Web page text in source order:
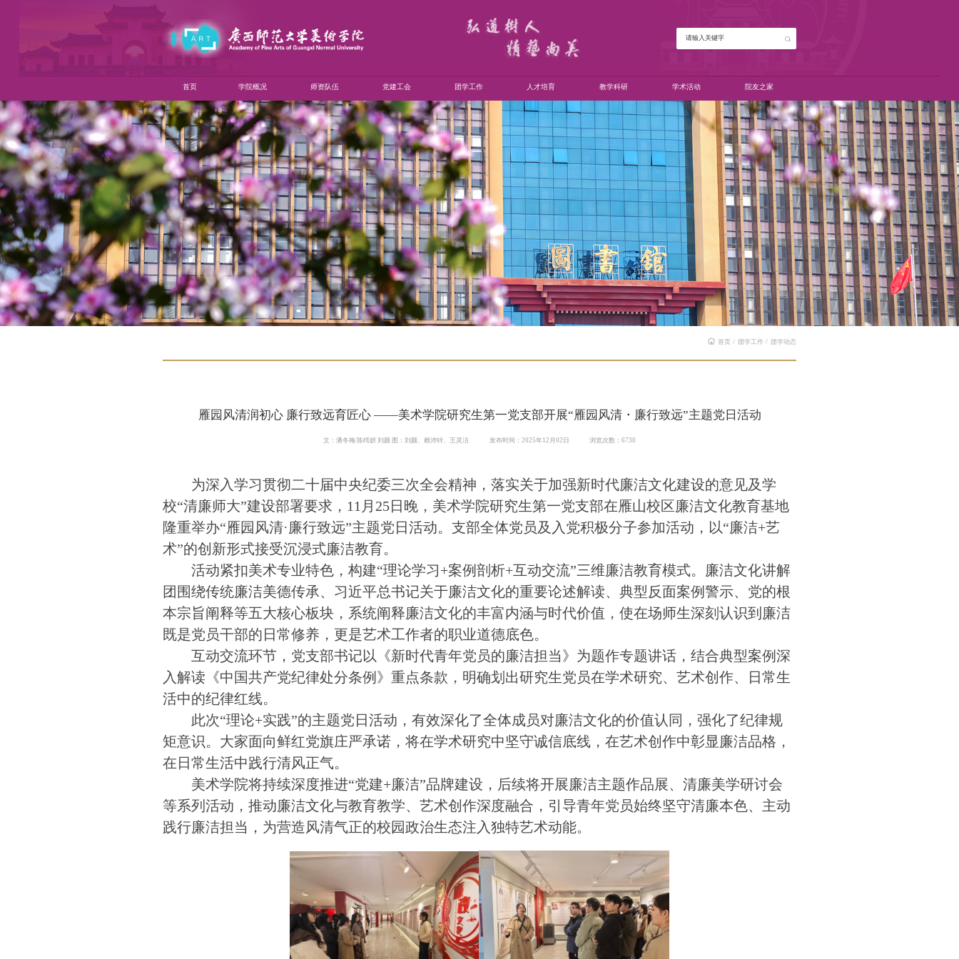
首页 学院概况 师资队伍 党建工会 团学工作 人才培育 教学科研 学术活动 院友之家
首页 团学工作 团学动态
雁园风清润初心 廉行致远育匠心 ——美术学院研究生第一党支部开展“雁园风清・廉行致远”主题党日活动​
文：潘冬梅 陈樗妍 刘颜 图：刘颜、赖沛锌、王灵洁 发布时间：2025年12月02日 浏览次数： 6730
为深入学习贯彻二十届中央纪委三次全会精神，落实关于加强新时代廉洁文化建设的意见及学
校“清廉师大”建设部署要求，11月25日晚，美术学院研究生第一党支部在雁山校区廉洁文化教育基地
隆重举办“雁园风清·廉行致远”主题党日活动。支部全体党员及入党积极分子参加活动，以“廉洁+艺
术”的创新形式接受沉浸式廉洁教育。
活动紧扣美术专业特色，构建“理论学习+案例剖析+互动交流”三维廉洁教育模式。廉洁文化讲解
团围绕传统廉洁美德传承、习近平总书记关于廉洁文化的重要论述解读、典型反面案例警示、党的根
本宗旨阐释等五大核心板块，系统阐释廉洁文化的丰富内涵与时代价值，使在场师生深刻认识到廉洁
既是党员干部的日常修养，更是艺术工作者的职业道德底色。
互动交流环节，党支部书记以《新时代青年党员的廉洁担当》为题作专题讲话，结合典型案例深
入解读《中国共产党纪律处分条例》重点条款，明确划出研究生党员在学术研究、艺术创作、日常生
活中的纪律红线。
此次“理论+实践”的主题党日活动，有效深化了全体成员对廉洁文化的价值认同，强化了纪律规
矩意识。大家面向鲜红党旗庄严承诺，将在学术研究中坚守诚信底线，在艺术创作中彰显廉洁品格，
在日常生活中践行清风正气。
美术学院将持续深度推进“党建+廉洁”品牌建设，后续将开展廉洁主题作品展、清廉美学研讨会
等系列活动，推动廉洁文化与教育教学、艺术创作深度融合，引导青年党员始终坚守清廉本色、主动
践行廉洁担当，为营造风清气正的校园政治生态注入独特艺术动能。